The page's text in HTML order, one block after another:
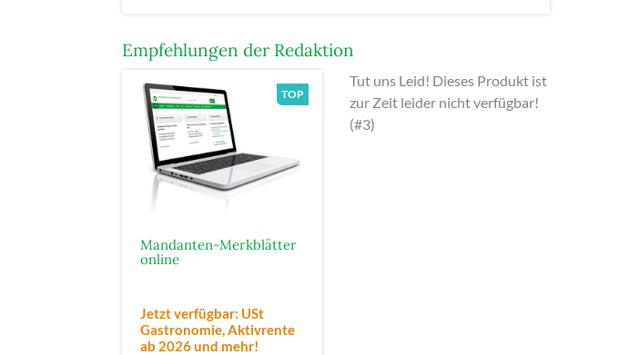
Empfehlungen der Redaktion
Mandanten-Merkblätter
online
Jetzt verfügbar: USt
Gastronomie, Aktivrente
ab 2026und mehr!
Tut uns Leid! Dieses Produkt ist
zur Zeit leider nicht verfügbar!
(#3)